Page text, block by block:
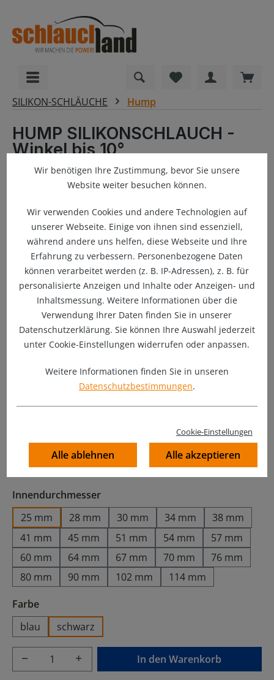
Du hast 0
SILIKON-SCHLÄUCHE
Hump
HUMP SILIKONSCHLAUCH -
Winkel bis 10°
13,70 €
Sofort verfügbar, Lieferzeit: 1-2 Werktage
51 Stück auf Lager
Innendurchmesserauswählen
25 mm
28 mm 30 mm 34 mm
38 mm
41 mm
45 mm 51 mm 54 mm
57 mm
60 mm
64 mm 67 mm 70 mm
76 mm
80 mm
90 mm 102 mm
114 mm
Farbeauswählen
blau
schwarz
Produkt Anzahl: Gib den gewünschten
In den Warenkorb
Wir benötigen Ihre Zustimmung, bevor Sie unsere
Website weiter besuchen können.
Wir verwenden Cookies und andere Technologien auf
unserer Webseite. Einige von ihnen sind essenziell,
während andere uns helfen, diese Webseite und Ihre
Erfahrung zu verbessern. Personenbezogene Daten
können verarbeitet werden (z. B. IP-Adressen), z. B. für
personalisierte Anzeigen und Inhalte oder Anzeigen- und
Inhaltsmessung. Weitere Informationen über die
Verwendung Ihrer Daten finden Sie in unserer
Datenschutzerklärung. Sie können Ihre Auswahl jederzeit
unter Cookie-Einstellungen widerrufen oder anpassen.
Weitere Informationen finden Sie in unseren
Datenschutzbestimmungen.
Cookie-Einstellungen
Alle ablehnen Alle akzeptieren